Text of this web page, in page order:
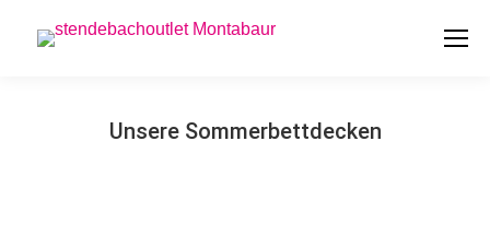
Unsere Sommerbettdecken